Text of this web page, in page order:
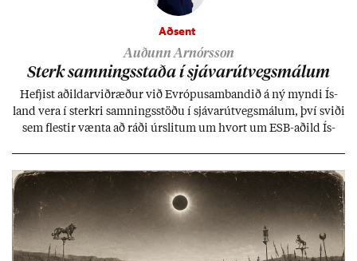
Aðsent
Auðunn Arnórsson
Sterk samn­ings­staða í sjáv­ar­út­vegs­mál­um
Hefj­ist að­ild­ar­við­ræð­ur við Evr­ópu­sam­band­ið á ný myndi Ís­
land vera í sterkri samn­ings­stöðu í sjáv­ar­út­vegs­mál­um, því sviði
sem flest­ir vænta að ráði úr­slit­um um hvort um ESB-að­ild Ís­
kerfi, en sveigj­an­leiki til lausna er um­tals­verð­ur.